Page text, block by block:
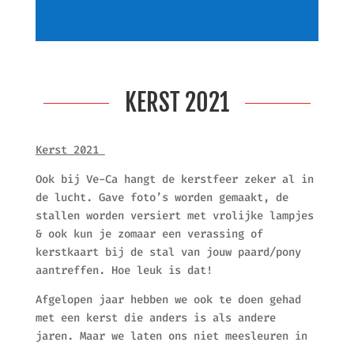
KERST 2021
Kerst 2021
Ook bij Ve-Ca hangt de kerstfeer zeker al in
de lucht. Gave foto’s worden gemaakt, de
stallen worden versiert met vrolijke lampjes
& ook kun je zomaar een verassing of
kerstkaart bij de stal van jouw paard/pony
aantreffen. Hoe leuk is dat!
Afgelopen jaar hebben we ook te doen gehad
met een kerst die anders is als andere
jaren. Maar we laten ons niet meesleuren in